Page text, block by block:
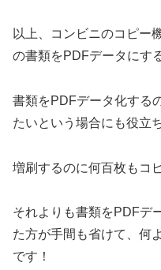
以上、コンビニのコピー
の書類をPDFデータにす
書類をPDFデータ化する
たいという場合にも役立
増刷するのに何百枚もコ
それよりも書類をPDFデ
た方が手間も省けて、何
です！